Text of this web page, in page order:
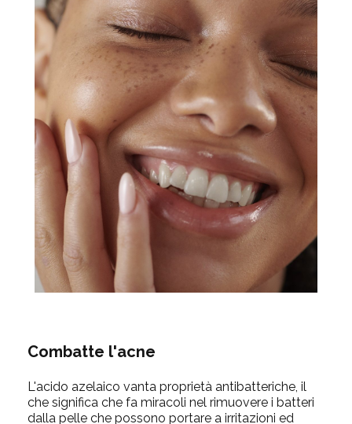
Combatte l'acne
L'acido azelaico vanta proprietà antibatteriche, il
che significa che fa miracoli nel rimuovere i batteri
dalla pelle che possono portare a irritazioni ed